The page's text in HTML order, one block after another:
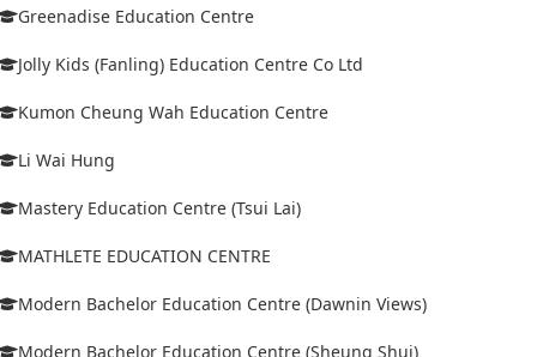
Greenadise Education Centre
Jolly Kids (Fanling) Education Centre Co Ltd
Kumon Cheung Wah Education Centre
Li Wai Hung
Mastery Education Centre (Tsui Lai)
MATHLETE EDUCATION CENTRE
Modern Bachelor Education Centre (Dawnin Views)
Modern Bachelor Education Centre (Sheung Shui)